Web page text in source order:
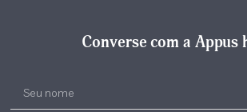
Converse com a Appus